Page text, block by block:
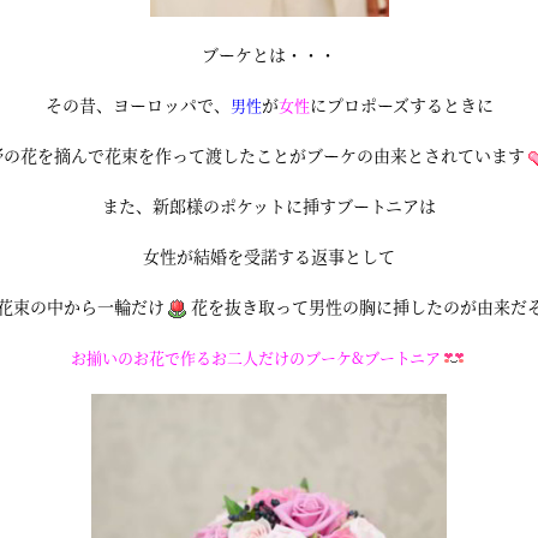
ブーケとは・・・
その昔、ヨーロッパで、 男性が女性にプロポーズするときに
花を摘んで花束を作って渡したことがブーケの由来とされています
また、新郎様のポケットに挿すブートニアは
女性が結婚を受諾する返事として
束の中から一輪だけ 花を抜き取って男性の胸に挿したのが由来だ
お揃いのお花で作るお二人だけのブーケ&ブートニア